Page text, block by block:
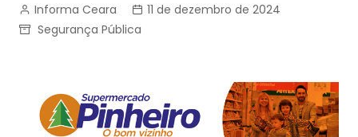
Informa Ceara
11 de dezembro de 2024
Segurança Pública